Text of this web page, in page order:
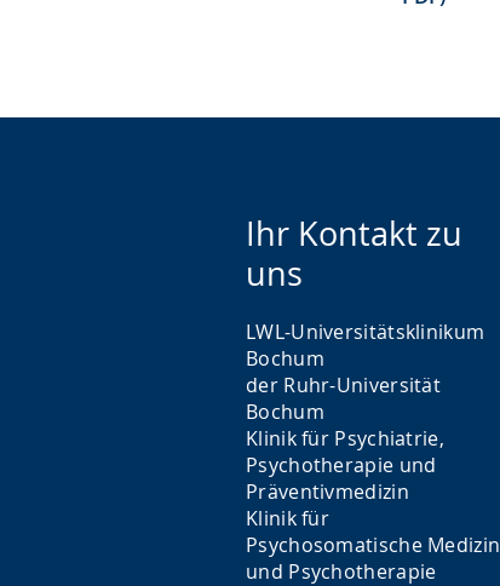
Ihr Kontakt zu
uns
LWL-Universitätsklinikum
Bochum
der Ruhr-Universität
Bochum
Klinik für Psychiatrie,
Psychotherapie und
Präventivmedizin
Klinik für
Psychosomatische Medizin
und Psychotherapie